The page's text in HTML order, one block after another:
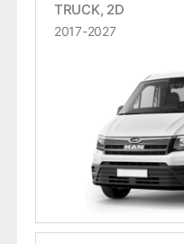
TRUCK, 2D
2017-2027